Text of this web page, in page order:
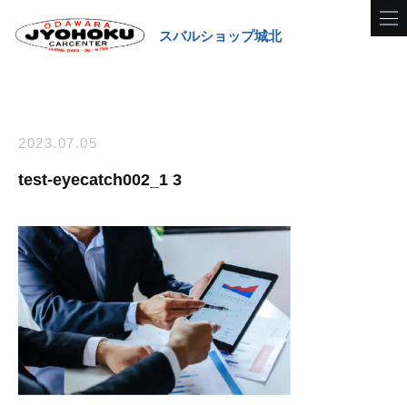
スバルショップ城北
2023.07.05
test-eyecatch002_1 3